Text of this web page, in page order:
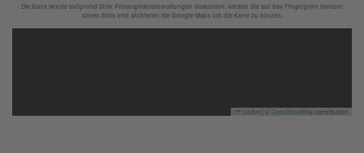
Die Karte wurde aufgrund Ihrer Privatsphäreeinstellungen deaktiviert, klicken Sie auf das Fingerprint Symbol
unten links und aktivieren Sie Google Maps um die Karte zu nutzen.
Leaflet OpenStreetMapcontributors